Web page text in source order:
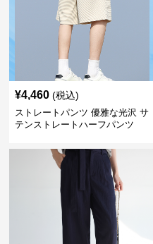
¥4,460 (税込)
ストレートパンツ 優雅な光沢 サ
テンストレートハーフパンツ